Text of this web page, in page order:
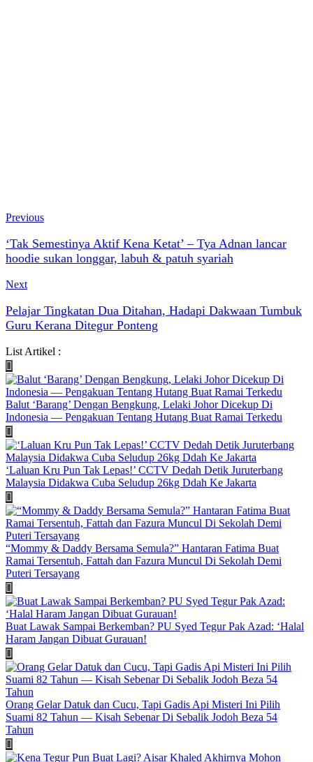
Previous
‘Tak Semestinya Aktif Kena Ketat’ – Tya Adnan lancar
hoodie sukan longgar, labuh & patuh syariah
Next
Pelajar Tingkatan Dua Ditahan, Hadapi Dakwaan Tumbuk
Guru Kerana Ditegur Ponteng
List Artikel :
Balut ‘Barang’ Dengan Bengkung, Lelaki Johor Dicekup Di
Indonesia — Pengakuan Tentang Hutang Buat Ramai Terkedu
‘Laluan Kru Pun Tak Lepas!’ CCTV Dedah Detik Juruterbang
Malaysia Didakwa Cuba Seludup 26kg Ddah Ke Jakarta
“Mommy & Daddy Bersama Semula?” Hantaran Fatima Buat
Ramai Tersentuh, Fattah dan Fazura Muncul Di Sekolah Demi
Puteri Tersayang
Buat Lawak Sampai Berkemban? PU Syed Tegur Pak Azad: ‘Halal
Haram Jangan Dibuat Gurauan!
Orang Gelar Datuk dan Cucu, Tapi Gadis Api Misteri Ini Pilih
Suami 82 Tahun — Kisah Sebenar Di Sebalik Jodoh Beza 54
Tahun